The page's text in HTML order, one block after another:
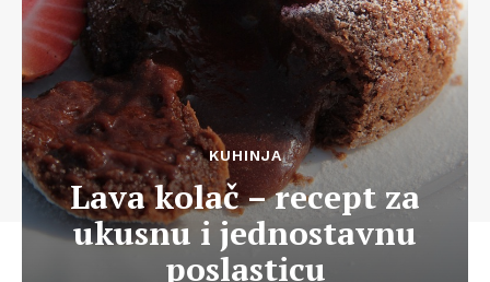
KUHINJA
Lava kolač – recept za
ukusnu i jednostavnu
poslasticu